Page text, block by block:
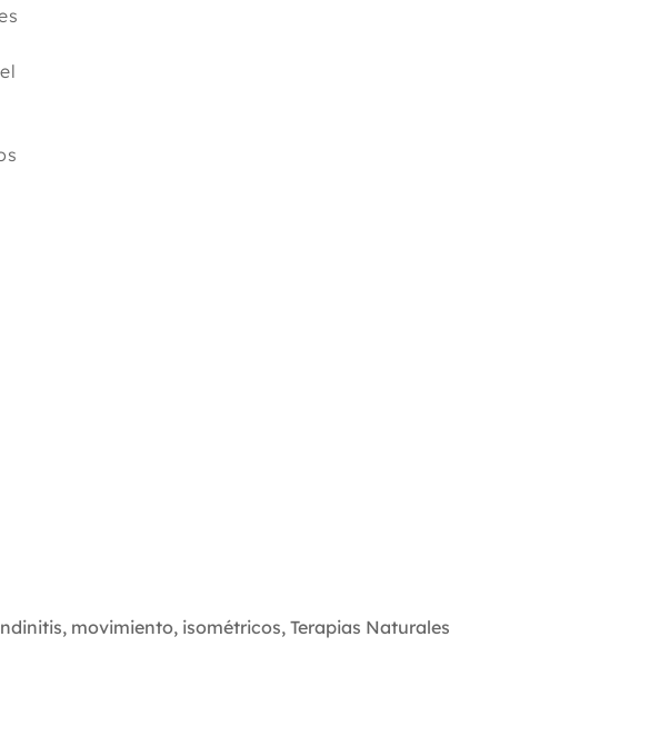
, movimiento, isométricos, Terapias Naturales